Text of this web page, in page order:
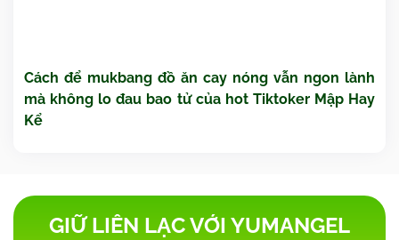
Cách để mukbang đồ ăn cay nóng vẫn ngon lành
mà không lo đau bao tử của hot Tiktoker Mập Hay
Kể
GIỮ LIÊN LẠC VỚI YUMANGEL